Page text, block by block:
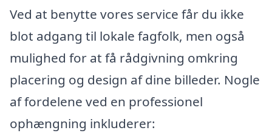
Ved at benytte vores service får du ikke
blot adgang til lokale fagfolk, men også
mulighed for at få rådgivning omkring
placering og design af dine billeder. Nogle
af fordelene ved en professionel
ophængning inkluderer: